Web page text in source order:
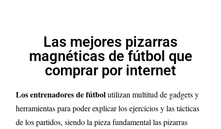
Las mejores pizarras
magnéticas de fútbol que
comprar por internet
Los entrenadores de fútbolutilizan multitud de gadgets y
herramientas para poder explicar los ejercicios y las tácticas
de los partidos, siendo la pieza fundamental las pizarras